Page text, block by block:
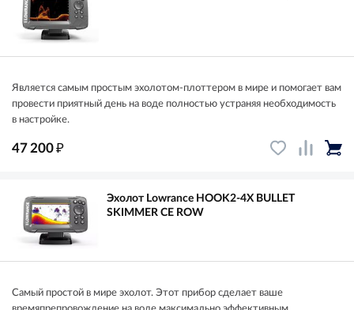
Является самым простым эхолотом-плоттером в мире и помогает вам
провести приятный день на воде полностью устраняя необходимость
в настройке.
47 200₽
Эхолот Lowrance HOOK2-4X BULLET
SKIMMER CE ROW
Самый простой в мире эхолот. Этот прибор сделает ваше